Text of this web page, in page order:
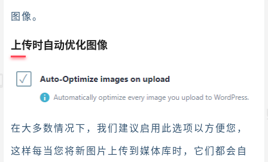
图像。
上传时自动优化图像
在大多数情况下，我们建议启用此选项以方便您，
这样每当您将新图片上传到媒体库时，它们都会自